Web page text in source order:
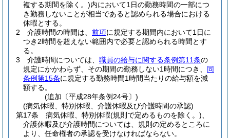
複する期間を除く。)内において1日の勤務時間の一部につ
き勤務しないことが相当であると認められる場合における
休暇とする。
2
介護時間の時間は、 前項に規定する期間内において1日に
つき2時間を超えない範囲内で必要と認められる時間とす
る。
3
介護時間については、 職員の給与に関する条例第11条の
規定にかかわらず、その期間の勤務しない1時間につき、 同
条例第15条に規定する勤務時間1時間当たりの給与額を減
額する。
(追加〔平成28年条例24号〕)
(病気休暇、特別休暇、介護休暇及び介護時間の承認)
第17条
病気休暇、特別休暇(規則で定めるものを除く。)
介護休暇及び介護時間については、規則の定めるところに
より、任命権者の承認を受けなければならない。